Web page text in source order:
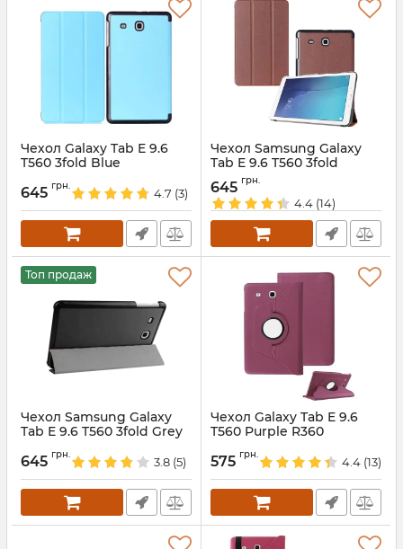
Чехол Galaxy Tab E 9.6
T560 3fold Blue
645 грн.
4.7 (3)
Чехол Samsung Galaxy
Tab E 9.6 T560 3fold
Brown
Артикул: 1457
645 грн.
4.4 (14)
Топ продаж
Чехол Samsung Galaxy
Tab E 9.6 T560 3fold Grey
645 грн.
3.8 (5)
Чехол Galaxy Tab E 9.6
T560 Purple R360
575 грн.
4.4 (13)